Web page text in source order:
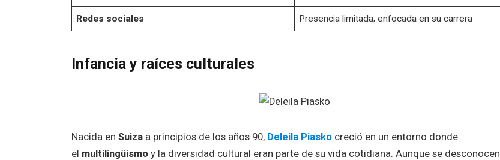
Redes sociales Presencia limitada; enfocada en su carrera
Infancia y raíces culturales
Nacida en Suizaa principios de los años 90, Deleila Piaskocreció en un entorno donde
el multilingüismoy la diversidad cultural eran parte de su vida cotidiana. Aunque se desconocen